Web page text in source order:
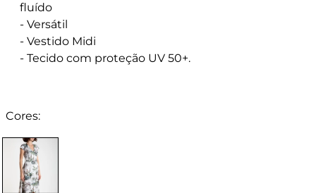
fluído
- Versátil
- Vestido Midi
- Tecido com proteção UV 50+.
Cores: